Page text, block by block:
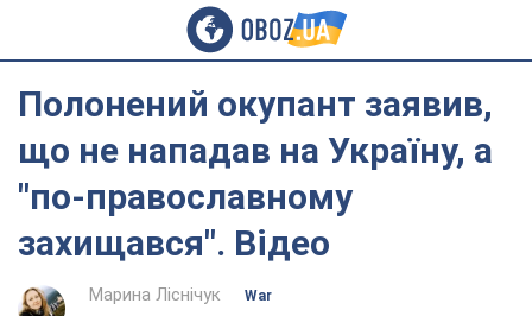
Полонений окупант заявив,
що не нападав на Україну, а
"по-православному
захищався". Відео
Марина Ліснічук
War